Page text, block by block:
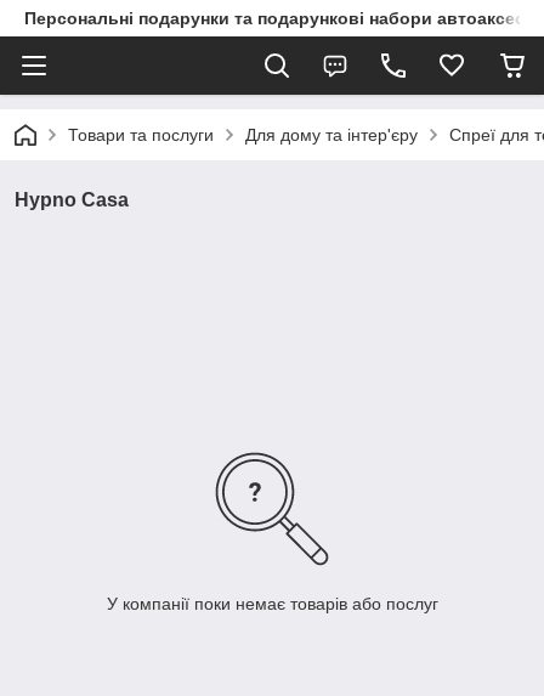
Персональні подарунки та подарункові набори
Товари та послуги Для дому та інтер'єру Спреї для
Hypno Casa
У компанії поки немає товарів або послуг